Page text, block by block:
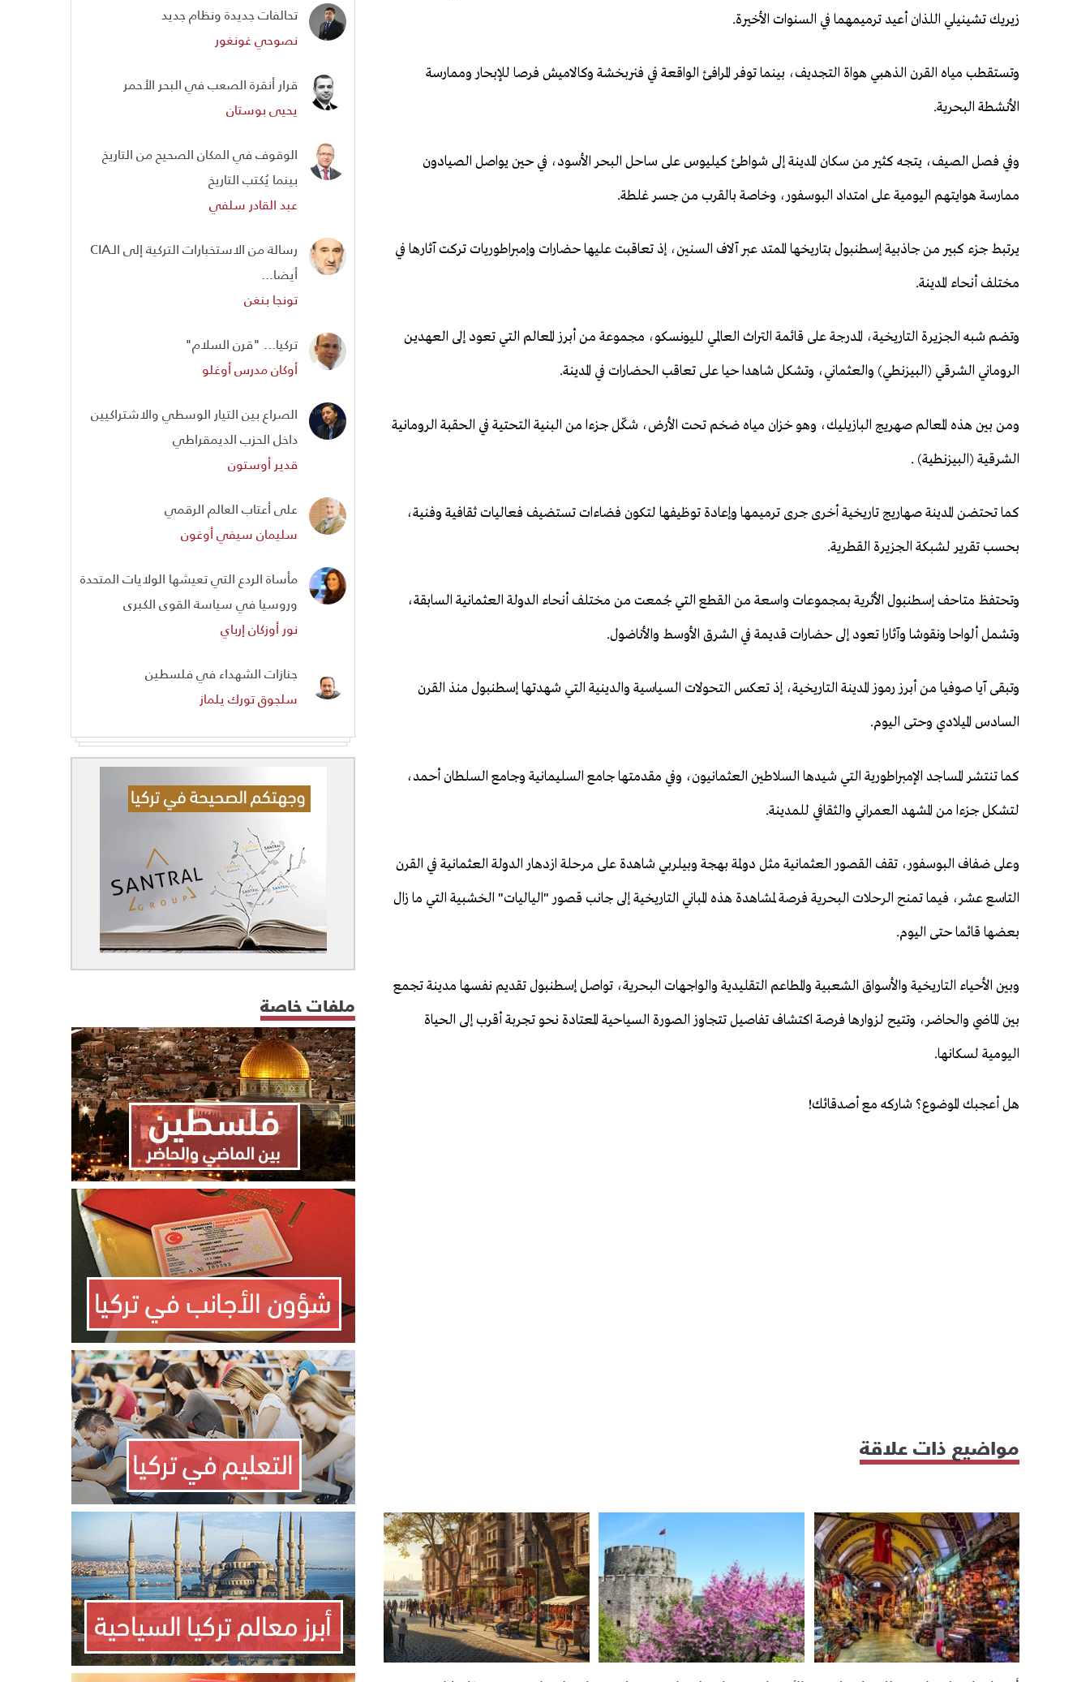
زيريك تشينيلي اللذان أعيد ترميمهما في السنوات الأخيرة.
وتستقطب مياه القرن الذهبي هواة التجديف، بينما توفر المرافئ الواقعة في فنربخشة وكالاميش فرصا للإبحار وممارسة
الأنشطة البحرية.
وفي فصل الصيف، يتجه كثير من سكان المدينة إلى شواطئ كيليوس على ساحل البحر الأسود، في حين يواصل الصيادون
ممارسة هوايتهم اليومية على امتداد البوسفور، وخاصة بالقرب من جسر غلطة.
يرتبط جزء كبير من جاذبية إسطنبول بتاريخها الممتد عبر آلاف السنين، إذ تعاقبت عليها حضارات وإمبراطوريات تركت آثارها في
مختلف أنحاء المدينة.
وتضم شبه الجزيرة التاريخية، المدرجة على قائمة التراث العالمي لليونسكو، مجموعة من أبرز المعالم التي تعود إلى العهدين
الروماني الشرقي (البيزنطي) والعثماني، وتشكل شاهدا حيا على تعاقب الحضارات في المدينة.
ومن بين هذه المعالم صهريج البازيليك، وهو خزان مياه ضخم تحت الأرض، شكّل جزءا من البنية التحتية في الحقبة الرومانية
الشرقية (البيزنطية) .
كما تحتضن المدينة صهاريج تاريخية أخرى جرى ترميمها وإعادة توظيفها لتكون فضاءات تستضيف فعاليات ثقافية وفنية،
بحسب تقرير لشبكة الجزيرة القطرية.
وتحتفظ متاحف إسطنبول الأثرية بمجموعات واسعة من القطع التي جُمعت من مختلف أنحاء الدولة العثمانية السابقة،
وتشمل ألواحا ونقوشا وآثارا تعود إلى حضارات قديمة في الشرق الأوسط والأناضول.
وتبقى آيا صوفيا من أبرز رموز المدينة التاريخية، إذ تعكس التحولات السياسية والدينية التي شهدتها إسطنبول منذ القرن
السادس الميلادي وحتى اليوم.
كما تنتشر المساجد الإمبراطورية التي شيدها السلاطين العثمانيون، وفي مقدمتها جامع السليمانية وجامع السلطان أحمد،
لتشكل جزءا من المشهد العمراني والثقافي للمدينة.
وعلى ضفاف البوسفور، تقف القصور العثمانية مثل دولمة بهجة وبيلربي شاهدة على مرحلة ازدهار الدولة العثمانية في القرن
التاسع عشر، فيما تمنح الرحلات البحرية فرصة لمشاهدة هذه المباني التاريخية إلى جانب قصور "الياليات" الخشبية التي ما زال
بعضها قائما حتى اليوم.
وبين الأحياء التاريخية والأسواق الشعبية والمطاعم التقليدية والواجهات البحرية، تواصل إسطنبول تقديم نفسها مدينة تجمع
بين الماضي والحاضر، وتتيح لزوارها فرصة اكتشاف تفاصيل تتجاوز الصورة السياحية المعتادة نحو تجربة أقرب إلى الحياة
اليومية لسكانها.
هل أعجبك الموضوع؟ شاركه مع أصدقائك!
مواضيع ذات علاقة
تحالفات جديدة ونظام جديد
نصوحي غونغور
قرار أنقرة الصعب في البحر الأحمر
يحيى بوستان
الوقوف في المكان الصحيح من التاريخ
بينما يُكتب التاريخ
عبد القادر سلفي
رسالة من الاستخبارات التركية إلى الـCIA
أيضا...
تونجا بنغن
تركيا... "قرن السلام"
أوكان مدرس أوغلو
الصراع بين التيار الوسطي والاشتراكيين
داخل الحزب الديمقراطي
قدير أوستون
على أعتاب العالم الرقمي
سليمان سيفي أوغون
مأساة الردع التي تعيشها الولايات المتحدة
وروسيا في سياسة القوى الكبرى
نور أوزكان إرباي
جنازات الشهداء في فلسطين
سلجوق تورك يلماز
ملفات خاصة